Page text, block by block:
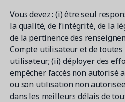
Vous devez : (i) être seul
la qualité, de l’intégrité, de la
de la pertinence des
Compte utilisateur et de toutes
utilisateur; (ii) déployer des
empêcher l’accès non autorisé
ou son utilisation non
dans les meilleurs délais de